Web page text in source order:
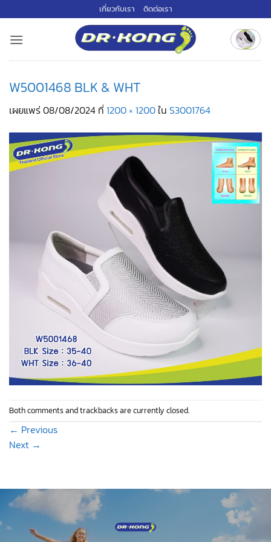
ไป
เกี่ยวกับเรา ติดต่อเรา
W5001468 BLK & WHT
เผยแพร่08/08/2024 ที่ 1200 × 1200ใน S3001764
Both comments and trackbacks are currently closed.
← Previous
Next →